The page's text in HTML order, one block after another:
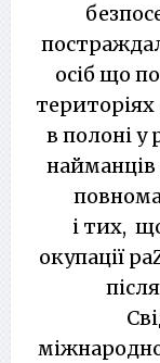
осіб що
в полоні у
і тих,
окупації